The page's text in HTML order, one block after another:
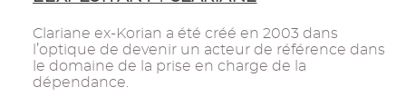
Clariane ex-Korian a été créé en 2003 dans
l’optique de devenir un acteur de référence dans
le domaine de la prise en charge de la
dépendance.